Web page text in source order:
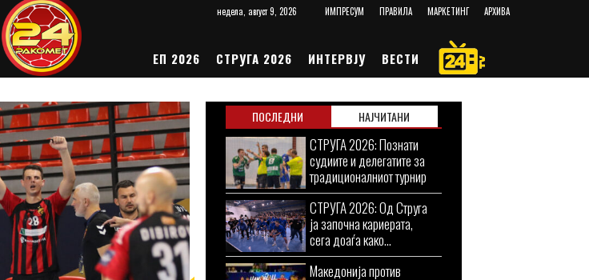
недела, август 9, 2026 ИМПРЕСУМ ПРАВИЛА МАРКЕТИНГ АРХИВА
ЕП 2026 СТРУГА 2026 ИНТЕРВЈУ ВЕСТИ
ПОСЛЕДНИ НАЈЧИТАНИ
СТРУГА 2026: Познати
судиите и делегатите за
традиционалниот турнир
СТРУГА 2026: Од Струга
ја започна кариерата,
сега доаѓа како...
Македонија против